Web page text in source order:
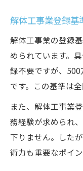
解体工事業登録基
解体工事業の登録
められています。
録不要ですが、
です。この基準は
また、解体工事業
務経験が求められ
下りません。した
術力も重要なポイン